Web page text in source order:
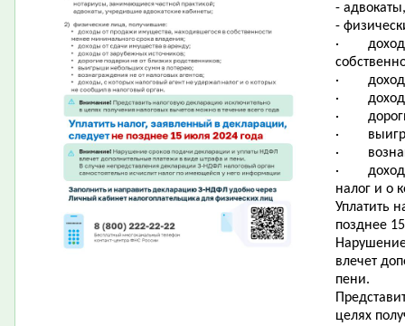
-
-
·
·
·
·
·
·
·
налог и о
Уплатить
позднее
влечет
пени.
целях